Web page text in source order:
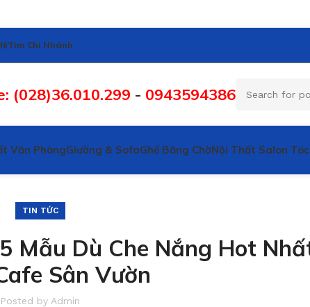
Tìm Chi Nhánh
(028)36.010.299 - 0943594386
Văn PhòngGiường & SofaGhế Băng ChờNội Thất Salon Tóc
TIN TỨC
Mẫu Dù Che Nắng Hot
Sân Vườn
Posted by Admin